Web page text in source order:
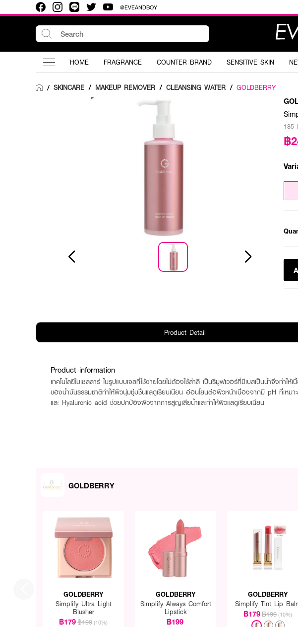
@EVEANDBOY
HOME FRAGRANCE COUNTER BRAND SENSITIVE SKIN
/ SKINCARE / MAKEUP REMOVER / CLEANSING WATER / GOLDBERRY
185
฿
Product Detail
Product information
เทคโนโลยีไมเซลลาร์ ในรูปแบบเจลที่ใช้ง่ายโดยไม่ต้องใช้สำลี เป็นรีมูฟเวอร์ที่มีเบสเป็นน้ำจึ
ของน้ำมันธรรมชาติทำให้ผิวนุ่มชุ่มชื่นแลดูเรียบเนียน อ่อนโยนต่อผิวหน้าเนื่องจากมี pH ที่เหม
และ Hyaluronic acid ช่วยปกป้องผิวจากการสูญเสียน้ำและทำให้ผิวแลดูเรียบเนียน
GOLDBERRY
GOLDBERRY
Simplify Ultra Light
Blusher
฿179฿199 (10%)
GOLDBERRY
Simplify Always Comfort
Lipstick
฿199
GOLDBERRY
Simplify Tint Lip
฿179฿199 (10%)